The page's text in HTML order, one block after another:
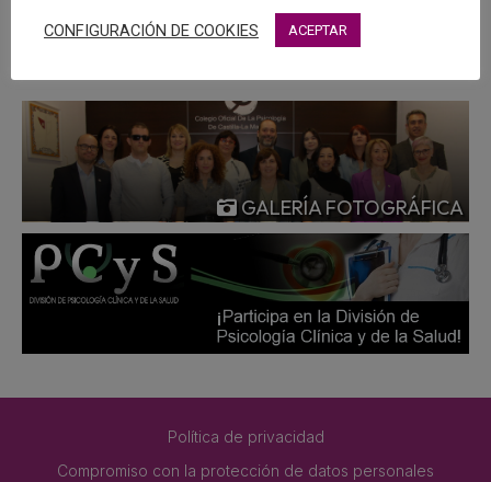
MÁS
GALERÍA FOTOGRÁFICA
Política de privacidad
Compromiso con la protección de datos personales
CONFIGURACIÓN DE COOKIES ACEPTAR